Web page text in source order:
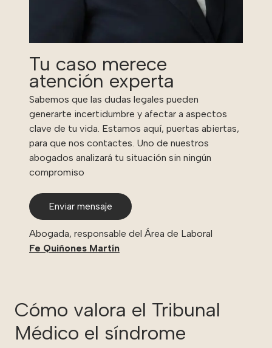
Tu caso merece
atención experta
Sabemos que las dudas legales pueden
generarte incertidumbre y afectar a aspectos
clave de tu vida. Estamos aquí, puertas abiertas,
para que nos contactes. Uno de nuestros
abogados analizará tu situación sin ningún
compromiso
Enviar mensaje
Abogada, responsable del Área de Laboral
Fe Quiñones Martín
Cómo valora el Tribunal
Médico el síndrome